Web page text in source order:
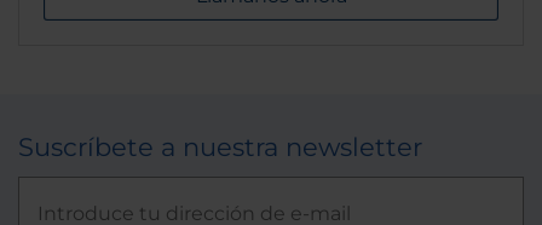
Suscríbete a nuestra newsletter